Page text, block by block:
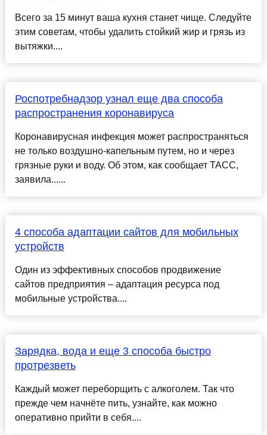
Всего за 15 минут ваша кухня станет чище. Следуйте
этим советам, чтобы удалить стойкий жир и грязь из
вытяжки....
Роспотребнадзор узнал еще два способа
распространения коронавируса
Коронавирусная инфекция может распространяться
не только воздушно-капельным путем, но и через
грязные руки и воду. Об этом, как сообщает ТАСС,
заявила......
4 способа адаптации сайтов для мобильных
устройств
Один из эффективных способов продвижение
сайтов предприятия – адаптация ресурса под
мобильные устройства....
Зарядка, вода и еще 3 способа быстро
протрезветь
Каждый может переборщить с алкоголем. Так что
прежде чем начнёте пить, узнайте, как можно
оперативно прийти в себя....